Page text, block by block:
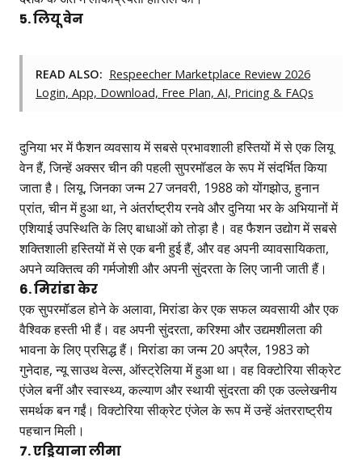
5. लियू वेन
READ ALSO: Respeecher Marketplace Review 2026
Login, App, Download, Free Plan, AI, Pricing & FAQs
दुनिया भर में फैशन व्यवसाय में सबसे प्रभावशाली हस्तियों में से एक लियू
वेन हैं, जिन्हें अक्सर चीन की पहली सुपरमॉडल के रूप में संदर्भित किया
जाता है। लियू, जिनका जन्म 27 जनवरी, 1988 को योंगझोउ, हुनान
प्रांत, चीन में हुआ था, ने अंतर्राष्ट्रीय रनवे और दुनिया भर के अभियानों में
एशियाई उपस्थिति के लिए बाधाओं को तोड़ा है। वह फैशन उद्योग में सबसे
शक्तिशाली हस्तियों में से एक बनी हुई हैं, और वह अपनी व्यावसायिकता,
अपने व्यक्तित्व की गर्मजोशी और अपनी सुंदरता के लिए जानी जाती हैं।
6. मिरांडा केर
एक सुपरमॉडल होने के अलावा, मिरांडा केर एक सफल व्यवसायी और एक
वैश्विक हस्ती भी हैं। वह अपनी सुंदरता, करिश्मा और उद्यमशीलता की
भावना के लिए प्रसिद्ध हैं। मिरांडा का जन्म 20 अप्रैल, 1983 को
गुनेदाह, न्यू साउथ वेल्स, ऑस्ट्रेलिया में हुआ था। वह विक्टोरिया सीक्रेट
एंजेल बनीं और स्वास्थ्य, कल्याण और स्थायी सुंदरता की एक उल्लेखनीय
समर्थक बन गईं। विक्टोरिया सीक्रेट एंजेल के रूप में उन्हें अंतरराष्ट्रीय
पहचान मिली।
7. एड्रियाना लीमा